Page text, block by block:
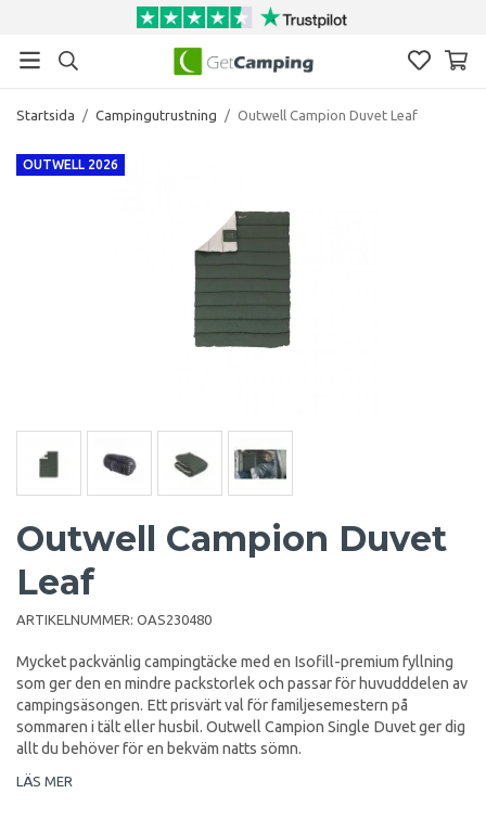
Startsida / Campingutrustning / Outwell Campion Duvet Leaf
OUTWELL 2026
Outwell Campion Duvet
Leaf
ARTIKELNUMMER: OAS230480
Mycket packvänlig campingtäcke med en Isofill-premium fyllning
som ger den en mindre packstorlek och passar för huvudddelen av
campingsäsongen. Ett prisvärt val för familjesemestern på
sommaren i tält eller husbil. Outwell Campion Single Duvet ger dig
allt du behöver för en bekväm natts sömn.
LÄS MER